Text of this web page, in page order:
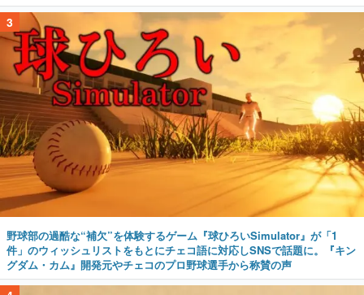
3
野球部の過酷な“補欠”を体験するゲーム『球ひろいSimulator』が「1
件」のウィッシュリストをもとにチェコ語に対応しSNSで話題に。『キン
グダム・カム』開発元やチェコのプロ野球選手から称賛の声